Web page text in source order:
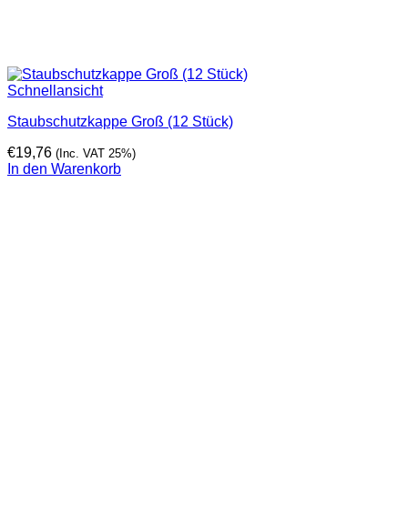
Schnellansicht
Staubschutzkappe Groß (12 Stück)
€19,76 (Inc. VAT 25%)
In den Warenkorb